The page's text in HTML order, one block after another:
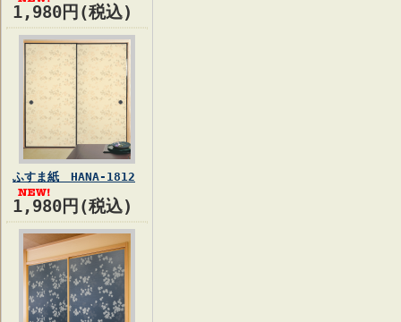
1,980円(税込)
ふすま紙 HANA-1812
1,980円(税込)